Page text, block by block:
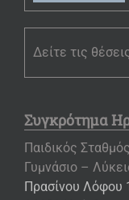
Δείτε τις
Συγκρότημα
Παιδικός
Γυμνάσιο –
Πρασίνου Λόφου